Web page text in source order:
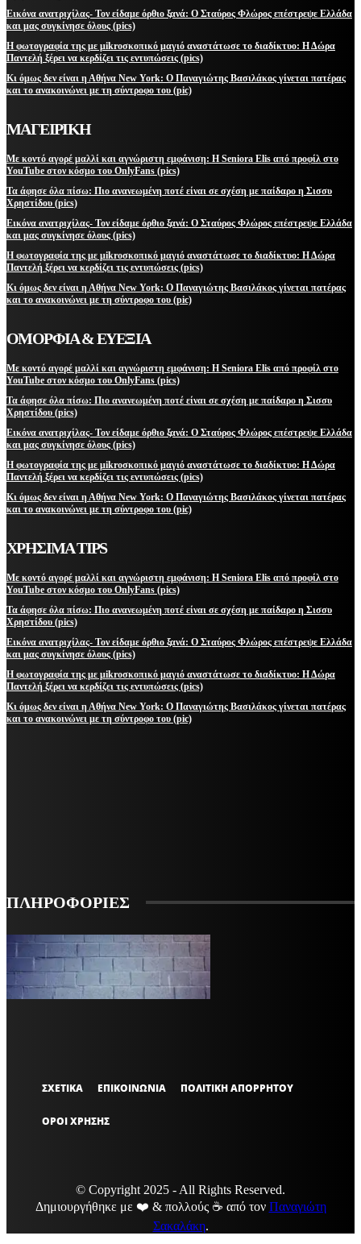
Εικόνα ανατριχίλας- Τον είδαμε όρθιο ξανά: Ο Σταύρος Φλώρος επέστρεψε Ελλάδα
και μας συγκίνησε όλους (pics)
Η φωτογραφία της με μikroσκοπικό μαγιό αναστάτωσε το διαδίκτυο: Η Δώρα
Παντελή ξέρει να κερδίζει τις εντυπώσεις (pics)
Κι όμως δεν είναι η Αθήνα New York: Ο Παναγιώτης Βασιλάκος γίνεται πατέρας
και το ανακοινώνει με τη σύντροφο του (pic)
ΜΑΓΕΙΡΙΚΗ
Με κοντό αγορέ μαλλί και αγνώριστη εμφάνιση: Η Seniora Elis από προφίλ στο
YouTube στον κόσμο του OnlyFans (pics)
Τα άφησε όλα πίσω: Πιο ανανεωμένη ποτέ είναι σε σχέση με παίδαρο η Σισσυ
Χρηστίδου (pics)
Εικόνα ανατριχίλας- Τον είδαμε όρθιο ξανά: Ο Σταύρος Φλώρος επέστρεψε Ελλάδα
και μας συγκίνησε όλους (pics)
Η φωτογραφία της με μikroσκοπικό μαγιό αναστάτωσε το διαδίκτυο: Η Δώρα
Παντελή ξέρει να κερδίζει τις εντυπώσεις (pics)
Κι όμως δεν είναι η Αθήνα New York: Ο Παναγιώτης Βασιλάκος γίνεται πατέρας
και το ανακοινώνει με τη σύντροφο του (pic)
ΟΜΟΡΦΙΑ & ΕΥΕΞΙΑ
Με κοντό αγορέ μαλλί και αγνώριστη εμφάνιση: Η Seniora Elis από προφίλ στο
YouTube στον κόσμο του OnlyFans (pics)
Τα άφησε όλα πίσω: Πιο ανανεωμένη ποτέ είναι σε σχέση με παίδαρο η Σισσυ
Χρηστίδου (pics)
Εικόνα ανατριχίλας- Τον είδαμε όρθιο ξανά: Ο Σταύρος Φλώρος επέστρεψε Ελλάδα
και μας συγκίνησε όλους (pics)
Η φωτογραφία της με μikroσκοπικό μαγιό αναστάτωσε το διαδίκτυο: Η Δώρα
Παντελή ξέρει να κερδίζει τις εντυπώσεις (pics)
Κι όμως δεν είναι η Αθήνα New York: Ο Παναγιώτης Βασιλάκος γίνεται πατέρας
και το ανακοινώνει με τη σύντροφο του (pic)
ΧΡΗΣΙΜΑ TIPS
Με κοντό αγορέ μαλλί και αγνώριστη εμφάνιση: Η Seniora Elis από προφίλ στο
YouTube στον κόσμο του OnlyFans (pics)
Τα άφησε όλα πίσω: Πιο ανανεωμένη ποτέ είναι σε σχέση με παίδαρο η Σισσυ
Χρηστίδου (pics)
Εικόνα ανατριχίλας- Τον είδαμε όρθιο ξανά: Ο Σταύρος Φλώρος επέστρεψε Ελλάδα
και μας συγκίνησε όλους (pics)
Η φωτογραφία της με μikroσκοπικό μαγιό αναστάτωσε το διαδίκτυο: Η Δώρα
Παντελή ξέρει να κερδίζει τις εντυπώσεις (pics)
Κι όμως δεν είναι η Αθήνα New York: Ο Παναγιώτης Βασιλάκος γίνεται πατέρας
και το ανακοινώνει με τη σύντροφο του (pic)
ΠΛΗΡΟΦΟΡΙΕΣ
VARiEMAi
OFFICIAL
ΣΧΕΤΙΚΑ ΕΠΙΚΟΙΝΩΝΙΑ ΠΟΛΙΤΙΚΗ ΑΠΟΡΡΗΤΟΥ
ΟΡΟΙ ΧΡΗΣΗΣ
© Copyright 2025 - All Rights Reserved.
Δημιουργήθηκε με ❤️ & πολλούς ☕ από τον Παναγιώτη
Σακαλάκη.